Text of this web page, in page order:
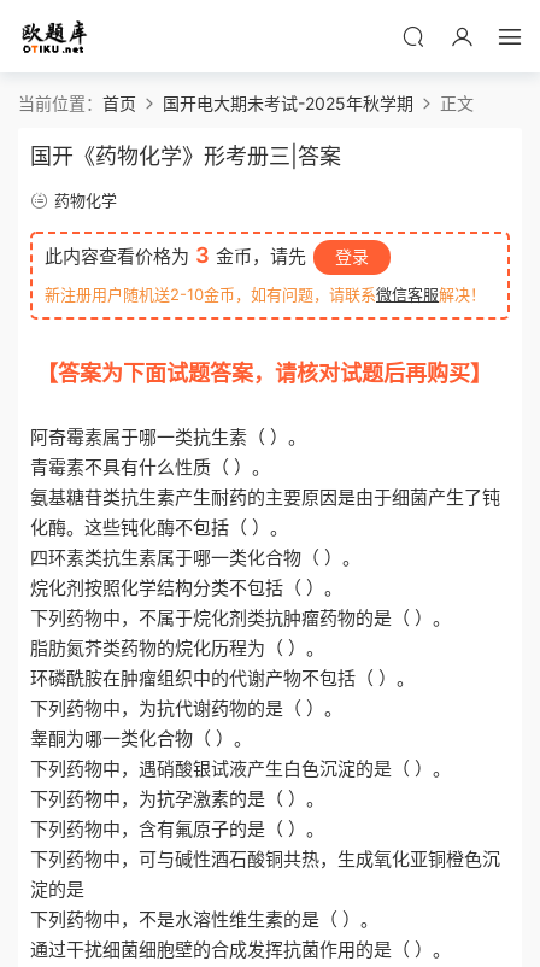
当前位置： 首页 国开电大期未考试-2025年秋学期 正文
国开《药物化学》形考册三|答案
药物化学
此内容查看价格为 3 金币，请先 登录
新注册用户随机送2-10金币，如有问题，请联系微信客服解决！
【答案为下面试题答案，请核对试题后再购买】
阿奇霉素属于哪一类抗生素（ ）。
青霉素不具有什么性质（ ）。
氨基糖苷类抗生素产生耐药的主要原因是由于细菌产生了钝
化酶。这些钝化酶不包括（ ）。
四环素类抗生素属于哪一类化合物（ ）。
烷化剂按照化学结构分类不包括（ ）。
下列药物中，不属于烷化剂类抗肿瘤药物的是（ ）。
脂肪氮芥类药物的烷化历程为（ ）。
环磷酰胺在肿瘤组织中的代谢产物不包括（ ）。
下列药物中，为抗代谢药物的是（ ）。
睾酮为哪一类化合物（ ）。
下列药物中，遇硝酸银试液产生白色沉淀的是（ ）。
下列药物中，为抗孕激素的是（ ）。
下列药物中，含有氟原子的是（ ）。
下列药物中，可与碱性酒石酸铜共热，生成氧化亚铜橙色沉
淀的是
下列药物中，不是水溶性维生素的是（ ）。
通过干扰细菌细胞壁的合成发挥抗菌作用的是（ ）。